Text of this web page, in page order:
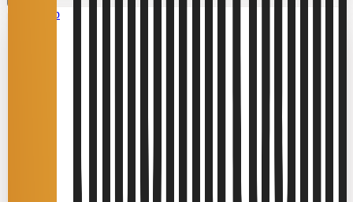
Cao cấp